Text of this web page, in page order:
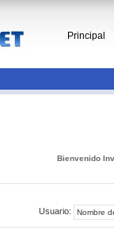
Principal
Bienvenido
Usuario: